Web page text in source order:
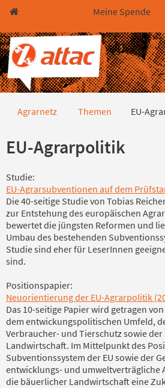
Direkt zum Hauptinhalt springen
Direkt zur Haupt-Navigation springen
Direkt zur Service-Navigation springen
Direkt zur Footer-Navigation springen
Direkt zum Footerinhalt springen
Meine Spende
EU-Agrarpolitik
Agrarnetz Themen EU-
EU-Agrarpolitik
Studie:
EU-Agrarsubventionen auf dem
Die 40-seitige Studie von Tobias
zur Entstehung des europäischen
bewertet die jüngsten Reformen und
Umbau des bestehenden
Studie sind eher für LeserInnen
sind.
Positionspapier:
Neuorientierung der EU-Agrarpolitik
Das 10-seitige Papier wird getragen
dem entwickungspolitischen Umfeld,
Verbraucher- und Tierschutz sowie
Landwirtschaft. Im Mittelpunkt des
Subventionssystem der EU sowie der
entwicklungs- und umweltverträgliche
die bäuerlicher Landwirtschaft eine